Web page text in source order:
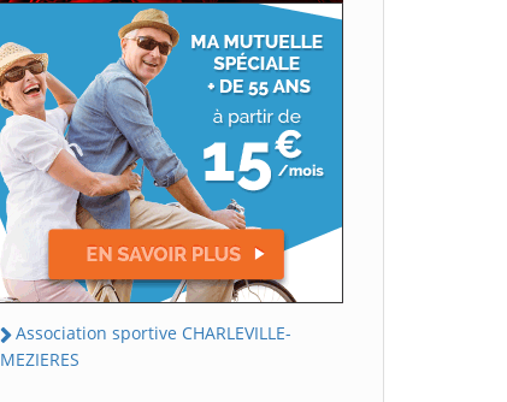
Association sportive CHARLEVILLE-
MEZIERES